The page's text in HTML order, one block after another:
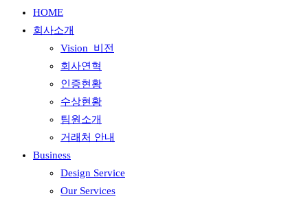
HOME
회사소개
Vision_비전
회사연혁
인증현황
수상현황
팀원소개
거래처 안내
Business
Design Service
Our Services